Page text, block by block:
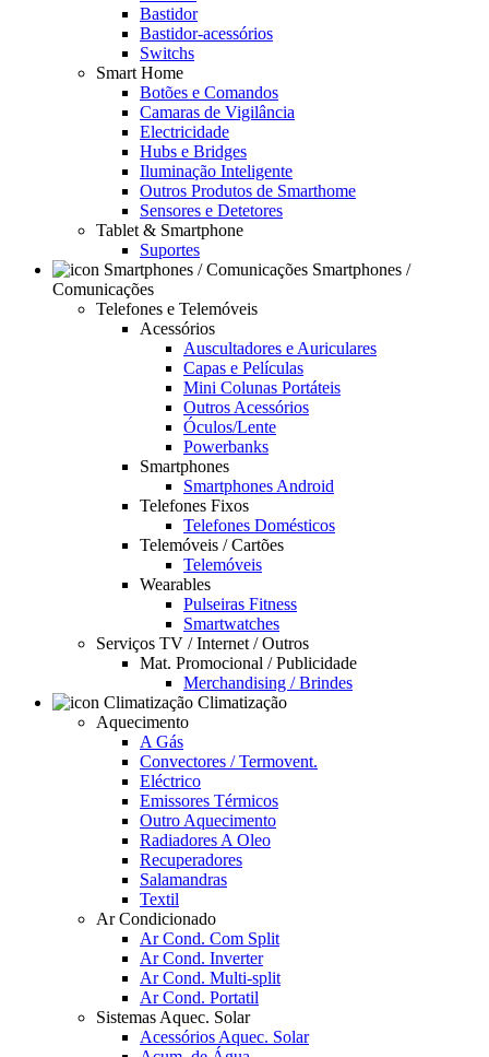
Bastidor
Bastidor-acessórios
Switchs
Smart Home
Botões e Comandos
Camaras de Vigilância
Electricidade
Hubs e Bridges
Iluminação Inteligente
Outros Produtos de Smarthome
Sensores e Detetores
Tablet & Smartphone
Suportes
Smartphones /
Comunicações
Telefones e Telemóveis
Acessórios
Auscultadores e Auriculares
Capas e Películas
Mini Colunas Portáteis
Outros Acessórios
Óculos/Lente
Powerbanks
Smartphones
Smartphones Android
Telefones Fixos
Telefones Domésticos
Telemóveis / Cartões
Telemóveis
Wearables
Pulseiras Fitness
Smartwatches
Serviços TV / Internet / Outros
Mat. Promocional / Publicidade
Merchandising / Brindes
Climatização
Aquecimento
A Gás
Convectores / Termovent.
Eléctrico
Emissores Térmicos
Outro Aquecimento
Radiadores A Oleo
Recuperadores
Salamandras
Textil
Ar Condicionado
Ar Cond. Com Split
Ar Cond. Inverter
Ar Cond. Multi-split
Ar Cond. Portatil
Sistemas Aquec. Solar
Acessórios Aquec. Solar